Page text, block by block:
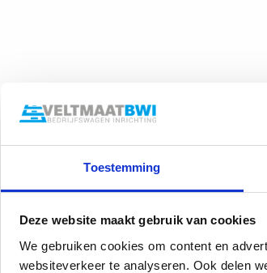
Toestemming
Deze website maakt gebruik van cookies
We gebruiken cookies om content en
websiteverkeer te analyseren. Ook delen